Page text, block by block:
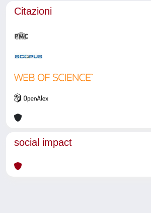
Citazioni
social impact